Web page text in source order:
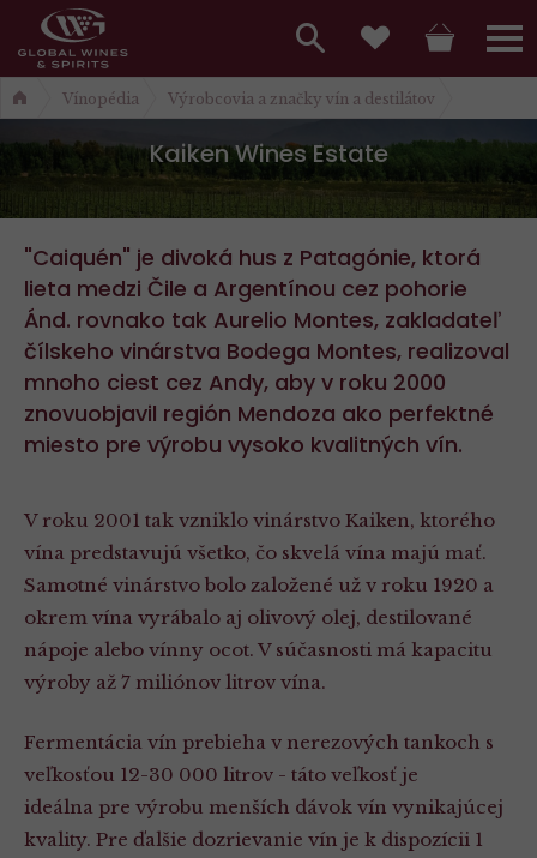
Hlavní
menu,
košík,
vyhledávání,
přihlášení
VyhledáváníObľúbenéKošík
hlavní
Vínopédia Výrobcovia a značky vín a destilátov
Kaiken Wines Estate
"Caiquén" je divoká hus z Patagónie, ktorá
lieta medzi Čile a Argentínou cez pohorie
Ánd. rovnako tak Aurelio Montes, zakladateľ
čílskeho vinárstva Bodega Montes, realizoval
mnoho ciest cez Andy, aby v roku 2000
znovuobjavil región Mendoza ako perfektné
miesto pre výrobu vysoko kvalitných vín.
V roku 2001 tak vzniklo vinárstvo Kaiken, ktorého
vína predstavujú všetko, čo skvelá vína majú mať.
Samotné vinárstvo bolo založené už v roku 1920 a
okrem vína vyrábalo aj olivový olej, destilované
nápoje alebo vínny ocot. V súčasnosti má kapacitu
výroby až 7 miliónov litrov vína.
Fermentácia vín prebieha v nerezových tankoch s
veľkosťou 12-30 000 litrov - táto veľkosť je
ideálna pre výrobu menších dávok vín vynikajúcej
kvality. Pre ďalšie dozrievanie vín je k dispozícii 1